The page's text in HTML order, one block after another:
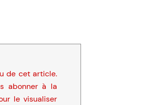
de cet article.
abonner à la
le visualiser